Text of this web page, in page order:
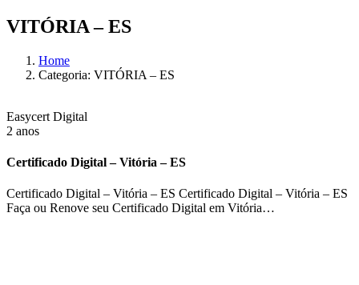
VITÓRIA – ES
Home
Categoria: VITÓRIA – ES
Easycert Digital
2 anos
Certificado Digital – Vitória – ES
Certificado Digital – Vitória – ES Certificado Digital – Vitória – ES
Faça ou Renove seu Certificado Digital em Vitória…